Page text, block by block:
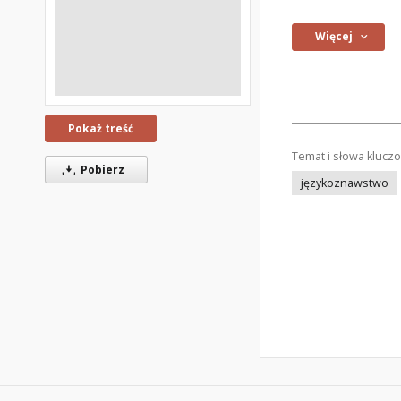
Pokaż treść
Pobierz
Więcej
Temat i słowa
językoznawstwo